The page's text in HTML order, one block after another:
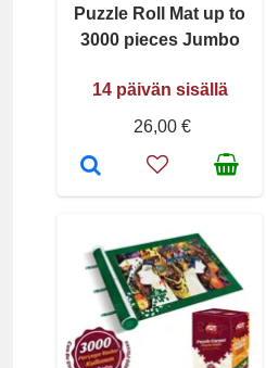
Puzzle Roll Mat up to
3000 pieces Jumbo
14 päivän sisällä
26,00 €